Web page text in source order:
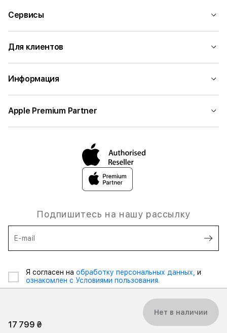
17 799 ₴
Нет в наличии
Сервисы
Для клиентов
Информация
Apple Premium Partner
Подпишитесь на нашу рассылку
E-mail
Я согласен на обработку персональных данных, и
ознакомлен с Условиями пользования.